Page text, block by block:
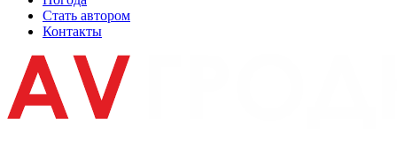
Стать автором
Контакты